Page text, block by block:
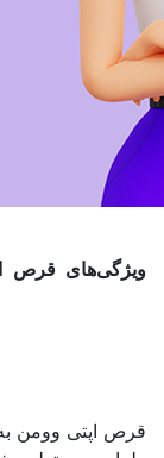
ویژگی‌های قرص
قرص اپتی وومن